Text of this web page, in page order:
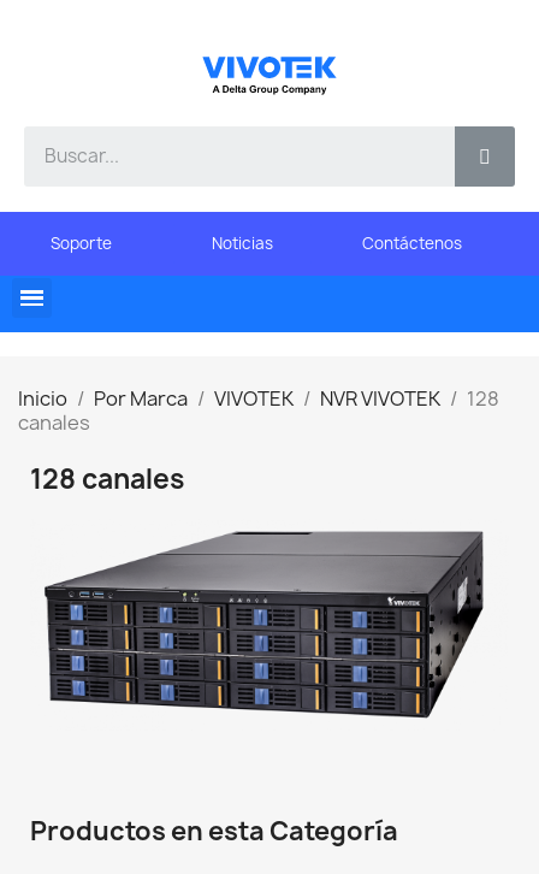
Soporte Noticias Contáctenos
Inicio Por Marca VIVOTEK NVR VIVOTEK
128
canales
128 canales
Productos en esta Categoría